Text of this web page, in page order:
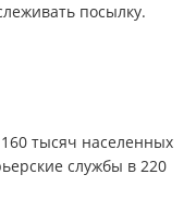
посылку.
тысяч населенных
службы в 220